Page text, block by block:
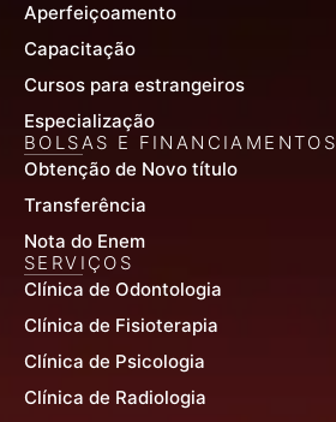
Aperfeiçoamento
Capacitação
Cursos para estrangeiros
Especialização
BOLSAS E FINANCIAMENTOS
Obtenção de Novo título
Transferência
Nota do Enem
SERVIÇOS
Clínica de Odontologia
Clínica de Fisioterapia
Clínica de Psicologia
Clínica de Radiologia